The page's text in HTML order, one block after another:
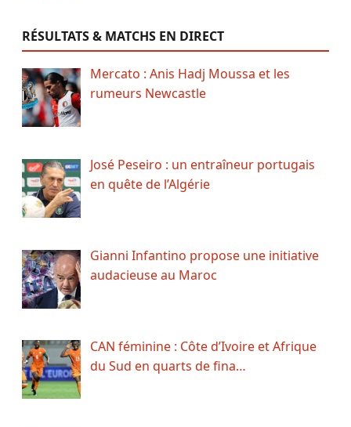
RÉSULTATS & MATCHS EN DIRECT
Mercato : Anis Hadj Moussa et les
rumeurs Newcastle
José Peseiro : un entraîneur portugais
en quête de l’Algérie
Gianni Infantino propose une initiative
audacieuse au Maroc
CAN féminine : Côte d’Ivoire et Afrique
du Sud en quarts de fina…